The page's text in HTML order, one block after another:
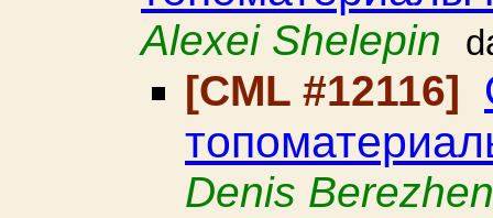
Alexei Shelepin
[CML #12116]
Denis